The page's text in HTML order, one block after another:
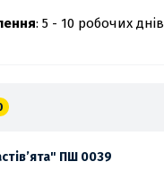
: 5 - 10 робочих днів
ПШ 0039